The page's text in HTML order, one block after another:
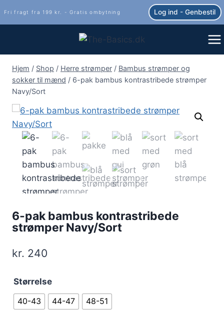
Fri fragt fra 199 kr. - Gratis ombytning Log ind - Genbestil
Hjem / Shop / Herre strømper / Bambus strømper og
sokker til mænd / 6-pak bambus kontrastribede strømper
Navy/Sort
6-pak bambus kontrastribede
strømper Navy/Sort
kr. 240
Størrelse
40-43
44-47 48-51